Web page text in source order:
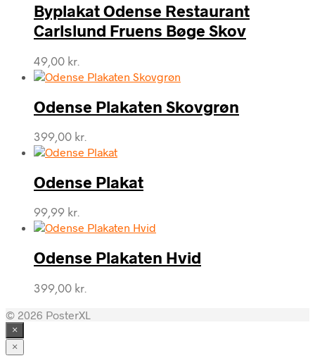
Byplakat Odense Restaurant
Carlslund Fruens Bøge Skov
49,00 kr.
Odense Plakaten Skovgrøn
399,00 kr.
Odense Plakat
99,99 kr.
Odense Plakaten Hvid
399,00 kr.
© 2026 PosterXL
×
×